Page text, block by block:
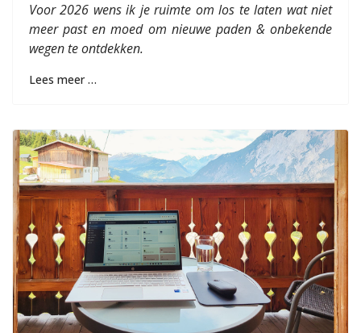
Voor 2026 wens ik je ruimte om los te laten wat niet
meer past en moed om nieuwe paden & onbekende
wegen te ontdekken.
Lees meer …